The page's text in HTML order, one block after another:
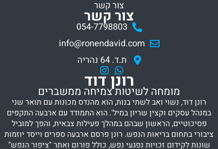
צור קשר
צור קשר
054-7798803
info@ronendavid.com
ת.ד. 64 נהריה
רונן דוד
מומחה לשיטות צמיחה ממשברים
רונן דוד, נשוי ואב לשתי בנות, הוא מהנדס מכונות עם תואר שני
במנהל עסקים וקצין שריון במיל'. הוא התמודד עם ארבעה התקפים
פסיכוטיים, הראשון שבהם במהלך פעילות צבאית, והפך למוביל
ציבורי בתחום בריאות הנפש. רונן פרסם ארבעה ספרים וייסד יוזמות
שונות לקידום זכויות נפגעי נפש, כולל פורום ואתר "ציפור הנפש"